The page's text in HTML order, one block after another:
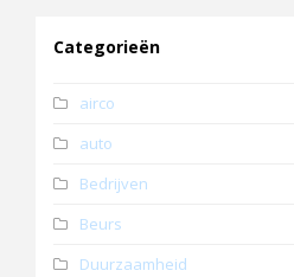
Categorieën
airco
auto
Bedrijven
Beurs
Duurzaamheid